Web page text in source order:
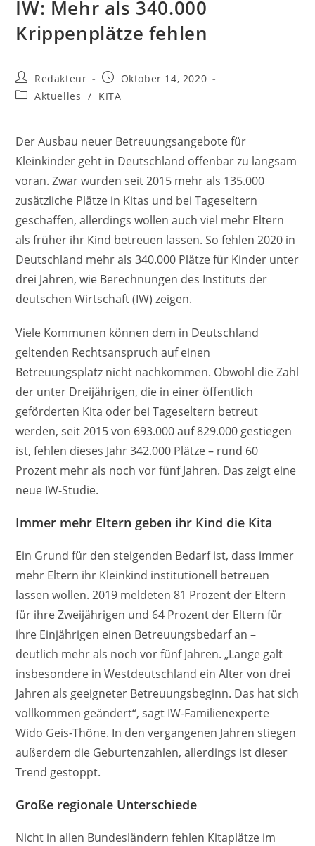
IW: Mehr als 340.000
Krippenplätze fehlen
Beitrags-
Autor:
Redakteur
Beitrag
veröffentlicht:
Oktober 14, 2020
Beitrags-
Aktuelles / KITA
Der Ausbau neuer Betreuungsangebote für
Kleinkinder geht in Deutschland offenbar zu langsam
voran. Zwar wurden seit 2015 mehr als 135.000
zusätzliche Plätze in Kitas und bei Tageseltern
geschaffen, allerdings wollen auch viel mehr Eltern
als früher ihr Kind betreuen lassen. So fehlen 2020 in
Deutschland mehr als 340.000 Plätze für Kinder unter
drei Jahren, wie Berechnungen des Instituts der
deutschen Wirtschaft (IW) zeigen.
Viele Kommunen können dem in Deutschland
geltenden Rechtsanspruch auf einen
Betreuungsplatz nicht nachkommen. Obwohl die Zahl
der unter Dreijährigen, die in einer öffentlich
geförderten Kita oder bei Tageseltern betreut
werden, seit 2015 von 693.000 auf 829.000 gestiegen
ist, fehlen dieses Jahr 342.000 Plätze – rund 60
Prozent mehr als noch vor fünf Jahren. Das zeigt eine
neue IW-Studie.
Immer mehr Eltern geben ihr Kind die Kita
Ein Grund für den steigenden Bedarf ist, dass immer
mehr Eltern ihr Kleinkind institutionell betreuen
lassen wollen. 2019 meldeten 81 Prozent der Eltern
für ihre Zweijährigen und 64 Prozent der Eltern für
ihre Einjährigen einen Betreuungsbedarf an –
deutlich mehr als noch vor fünf Jahren. „Lange galt
insbesondere in Westdeutschland ein Alter von drei
Jahren als geeigneter Betreuungsbeginn. Das hat sich
vollkommen geändert“, sagt IW-Familienexperte
Wido Geis-Thöne. In den vergangenen Jahren stiegen
außerdem die Geburtenzahlen, allerdings ist dieser
Trend gestoppt.
Große regionale Unterschiede
Nicht in allen Bundesländern fehlen Kitaplätze im